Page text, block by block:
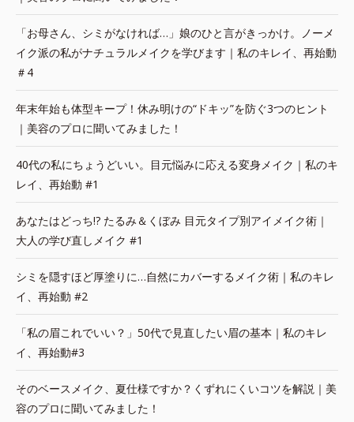
「お母さん、シミがなければ…」娘のひと言がきっかけ。ノーメ
イク派の私がナチュラルメイクを学びます｜私のキレイ、再始動
＃4
年末年始も体型キープ！休み明けの“ドキッ”を防ぐ3つのヒント
｜美容のプロに聞いてみました！
40代の私にちょうどいい。目元悩みに応える変身メイク｜私のキ
レイ、再始動 #1
あなたはどっち!? たるみ＆くぼみ 目元タイプ別アイメイク術｜
大人の学び直しメイク #1
シミを隠すほど厚塗りに…自然にカバーするメイク術｜私のキレ
イ、再始動 #2
「私の眉これでいい？」50代で見直したい眉の基本｜私のキレ
イ、再始動#3
そのベースメイク、夏仕様ですか？くずれにくいコツを解説｜美
容のプロに聞いてみました！